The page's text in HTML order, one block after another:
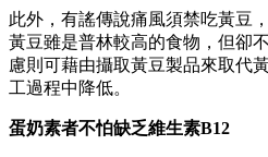
此外，有謠傳說痛風須禁吃黃豆
黃豆雖是普林較高的食物，但卻
慮則可藉由攝取黃豆製品來取代
工過程中降低。
蛋奶素者不怕缺乏維生素B12